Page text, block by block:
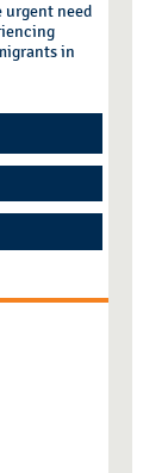
urgent need
in